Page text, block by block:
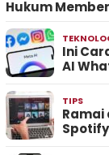
Hukum
Ini
AI
TIPS
Ramai